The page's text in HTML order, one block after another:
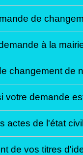
de
à la
changement de
votre demande
actes de l'état
de vos titres